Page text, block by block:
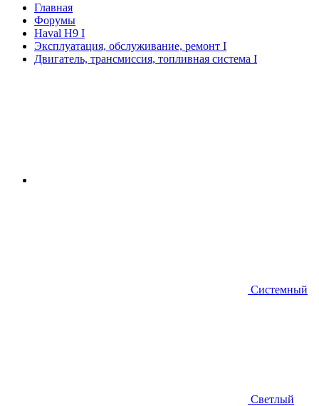
Главная
Форумы
Haval H9 I
Эксплуатация, обслуживание, ремонт I
Двигатель, трансмиссия, топливная система I
Системный
Светлый